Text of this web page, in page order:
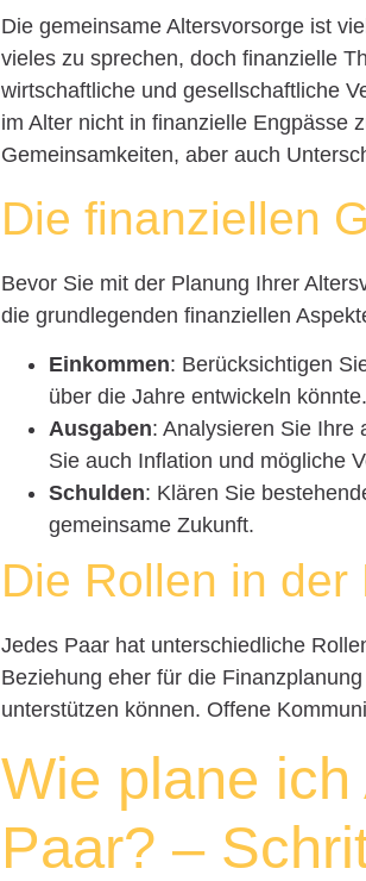
Die gemeinsame Altersvorsorge ist
vieles zu sprechen, doch finanzielle
wirtschaftliche und gesellschaftliche
im Alter nicht in finanzielle Engpässe
Gemeinsamkeiten, aber auch
Die finanziellen
Bevor Sie mit der Planung Ihrer
die grundlegenden finanziellen
Einkommen: Berücksichtigen
über die Jahre entwickeln könnte.
Ausgaben: Analysieren Sie Ihre
Sie auch Inflation und mögliche
Schulden: Klären Sie
gemeinsame Zukunft.
Die Rollen in
Jedes Paar hat unterschiedliche
Beziehung eher für die
unterstützen können. Offene
Wie plane
Paar? –